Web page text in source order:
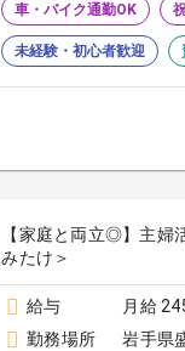
車・バイク通勤OK
未経験・初心者歓迎
【家庭と両立◎】主
みたけ＞
給与
月給
勤務場所
岩手県